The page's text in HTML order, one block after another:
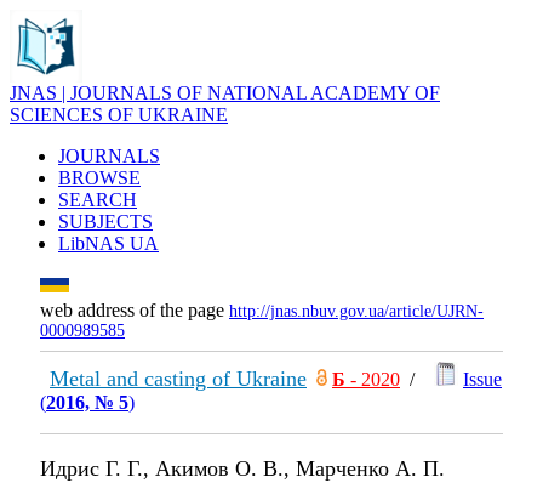
JNAS | JOURNALS OF NATIONAL ACADEMY OF
SCIENCES OF UKRAINE
JOURNALS
BROWSE
SEARCH
SUBJECTS
LibNAS UA
web address of the page http://jnas.nbuv.gov.ua/article/UJRN-
0000989585
Metal and casting of Ukraine Б - 2020 /
Issue
(2016, № 5)
Идрис Г. Г., Акимов О. В., Марченко А. П.